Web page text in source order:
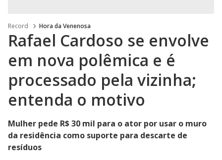
Record Hora da Venenosa
Rafael Cardoso se envolve
em nova polêmica e é
processado pela vizinha;
entenda o motivo
Mulher pede R$ 30 mil para o ator por usar o muro
da residência como suporte para descarte de
resíduos